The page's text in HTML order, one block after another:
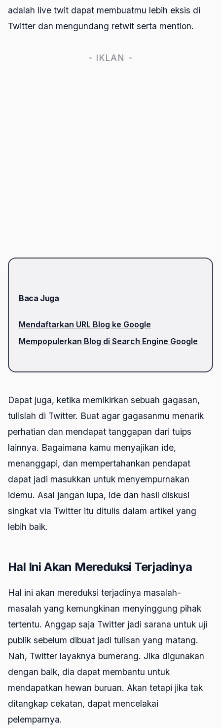
adalah live twit dapat membuatmu lebih eksis di
Twitter dan mengundang retwit serta mention.
- IKLAN -
Baca Juga
Mendaftarkan URL Blog ke Google
Mempopulerkan Blog di Search Engine Google
Dapat juga, ketika memikirkan sebuah gagasan,
tulislah di Twitter. Buat agar gagasanmu menarik
perhatian dan mendapat tanggapan dari tuips
lainnya. Bagaimana kamu menyajikan ide,
menanggapi, dan mempertahankan pendapat
dapat jadi masukkan untuk menyempurnakan
idemu. Asal jangan lupa, ide dan hasil diskusi
singkat via Twitter itu ditulis dalam artikel yang
lebih baik.
Hal Ini Akan Mereduksi Terjadinya
Hal ini akan mereduksi terjadinya masalah-
masalah yang kemungkinan menyinggung pihak
tertentu. Anggap saja Twitter jadi sarana untuk uji
publik sebelum dibuat jadi tulisan yang matang.
Nah, Twitter layaknya bumerang. Jika digunakan
dengan baik, dia dapat membantu untuk
mendapatkan hewan buruan. Akan tetapi jika tak
ditangkap cekatan, dapat mencelakai
pelemparnya.